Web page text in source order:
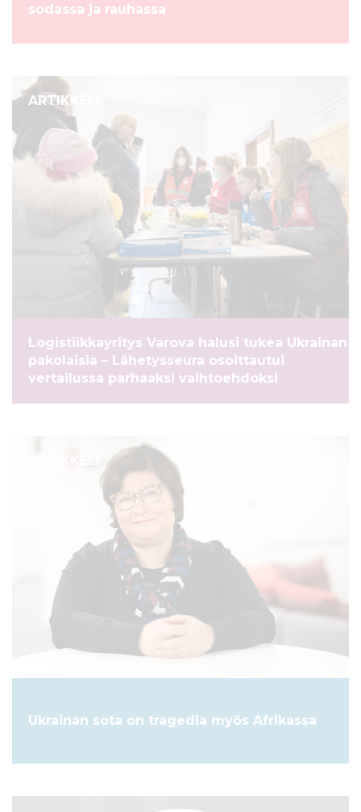
sodassa ja rauhassa
ARTIKKELI
Logistiikkayritys Varova halusi tukea Ukrainan
pakolaisia – Lähetysseura osoittautui
vertailussa parhaaksi vaihtoehdoksi
Ukrainan sota on tragedia myös Afrikassa